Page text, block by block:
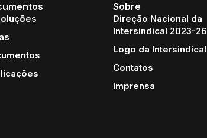
Sobre
Direção Nacional da
Intersindical 2023-26
Logo da Intersindical
Contatos
Imprensa